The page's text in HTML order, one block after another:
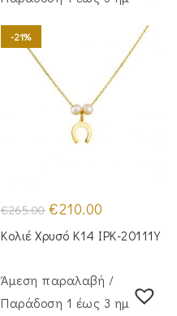
-21%
€265.00 Original
price
was:
€265.00.
€210.00
τιμή
είναι:
Κολιέ Χρυσό Κ14 IPK-20111Y
Άμεση παραλαβή /
Παράδoση 1 έως 3 ημέρες